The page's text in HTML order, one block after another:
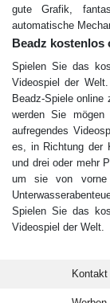
gute Grafik,
automatische
Beadz kostenlos
Spielen Sie das
Videospiel der
Beadz-Spiele online
werden Sie mögen
aufregendes
es, in Richtung der
und drei oder mehr
um sie von vorne
Spielen Sie das
Videospiel der Welt.
Kontakt